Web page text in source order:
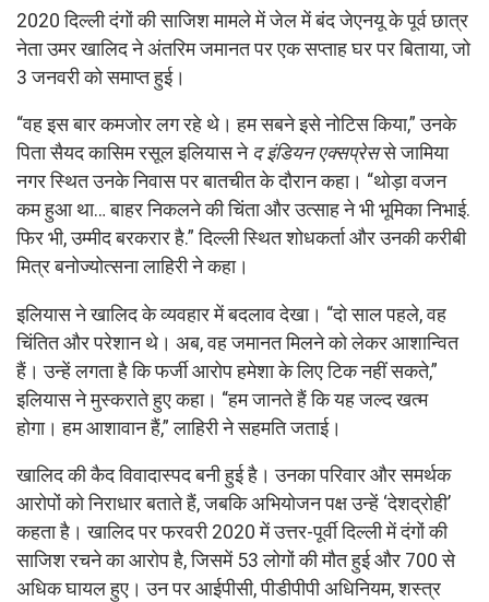
2020 दिल्ली दंगों की साजिश मामले में जेल में बंद जेएनयू के पूर्व छात्र
नेता उमर खालिद ने अंतरिम जमानत पर एक सप्ताह घर पर बिताया, जो
3 जनवरी को समाप्त हुई।
“वह इस बार कमजोर लग रहे थे। हम सबने इसे नोटिस किया,” उनके
पिता सैयद कासिम रसूल इलियास ने द इंडियन एक्सप्रेससे जामिया
नगर स्थित उनके निवास पर बातचीत के दौरान कहा। “थोड़ा वजन
कम हुआ था… बाहर निकलने की चिंता और उत्साह ने भी भूमिका निभाई.
फिर भी, उम्मीद बरकरार है.” दिल्ली स्थित शोधकर्ता और उनकी करीबी
मित्र बनोज्योत्सना लाहिरी ने कहा।
इलियास ने खालिद के व्यवहार में बदलाव देखा। “दो साल पहले, वह
चिंतित और परेशान थे। अब, वह जमानत मिलने को लेकर आशान्वित
हैं। उन्हें लगता है कि फर्जी आरोप हमेशा के लिए टिक नहीं सकते,”
इलियास ने मुस्कराते हुए कहा। “हम जानते हैं कि यह जल्द खत्म
होगा। हम आशावान हैं,” लाहिरी ने सहमति जताई।
खालिद की कैद विवादास्पद बनी हुई है। उनका परिवार और समर्थक
आरोपों को निराधार बताते हैं, जबकि अभियोजन पक्ष उन्हें ‘देशद्रोही’
कहता है। खालिद पर फरवरी 2020 में उत्तर-पूर्वी दिल्ली में दंगों की
साजिश रचने का आरोप है, जिसमें 53 लोगों की मौत हुई और 700 से
अधिक घायल हुए। उन पर आईपीसी, पीडीपीपी अधिनियम, शस्त्र